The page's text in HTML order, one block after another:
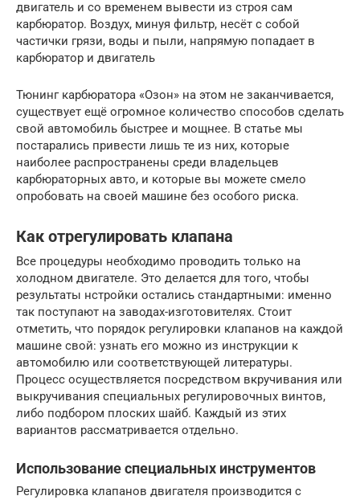
двигатель и со временем вывести из строя сам
карбюратор. Воздух, минуя фильтр, несёт с собой
частички грязи, воды и пыли, напрямую попадает в
карбюратор и двигатель
Тюнинг карбюратора «Озон» на этом не заканчивается,
существует ещё огромное количество способов сделать
свой автомобиль быстрее и мощнее. В статье мы
постарались привести лишь те из них, которые
наиболее распространены среди владельцев
карбюраторных авто, и которые вы можете смело
опробовать на своей машине без особого риска.
Как отрегулировать клапана
Все процедуры необходимо проводить только на
холодном двигателе. Это делается для того, чтобы
результаты нстройки остались стандартными: именно
так поступают на заводах-изготовителях. Стоит
отметить, что порядок регулировки клапанов на каждой
машине свой: узнать его можно из инструкции к
автомобилю или соответствующей литературы.
Процесс осуществляется посредством вкручивания или
выкручивания специальных регулировочных винтов,
либо подбором плоских шайб. Каждый из этих
вариантов рассматривается отдельно.
Использование специальных инструментов
Регулировка клапанов двигателя производится с